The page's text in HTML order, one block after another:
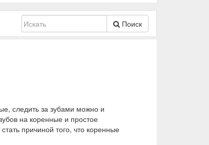
Поиск
следить за зубами можно и
на коренные и простое
причиной того, что коренные